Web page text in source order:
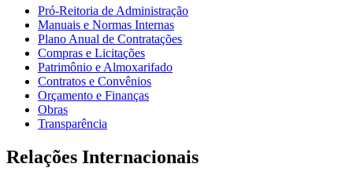
Pró-Reitoria de Administração
Manuais e Normas Internas
Plano Anual de Contratações
Compras e Licitações
Patrimônio e Almoxarifado
Contratos e Convênios
Orçamento e Finanças
Obras
Transparência
Relações Internacionais